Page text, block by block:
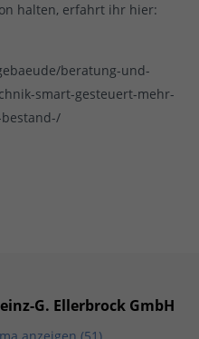
halten, erfahrt ihr hier:
beratung-und-
smart-gesteuert-mehr-
G. Ellerbrock GmbH